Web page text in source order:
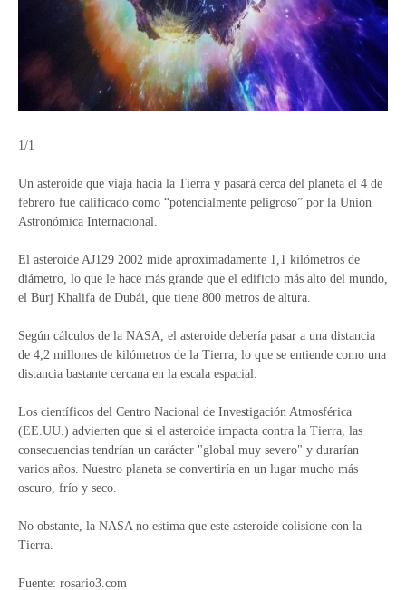
1/1
Un asteroide que viaja hacia la Tierra y pasará cerca del planeta el 4 de
febrero fue calificado como “potencialmente peligroso” por la Unión
Astronómica Internacional.
El asteroide AJ129 2002 mide aproximadamente 1,1 kilómetros de
diámetro, lo que le hace más grande que el edificio más alto del mundo,
el Burj Khalifa de Dubái, que tiene 800 metros de altura.
Según cálculos de la NASA, el asteroide debería pasar a una distancia
de 4,2 millones de kilómetros de la Tierra, lo que se entiende como una
distancia bastante cercana en la escala espacial.
Los científicos del Centro Nacional de Investigación Atmosférica
(EE.UU.) advierten que si el asteroide impacta contra la Tierra, las
consecuencias tendrían un carácter "global muy severo" y durarían
varios años. Nuestro planeta se convertiría en un lugar mucho más
oscuro, frío y seco.
No obstante, la NASA no estima que este asteroide colisione con la
Tierra.
Fuente: rosario3.com